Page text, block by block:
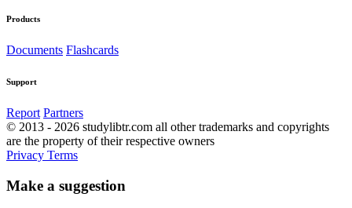
Products
Documents Flashcards
Support
Report Partners
© 2013 - 2026 studylibtr.com all other trademarks and copyrights
are the property of their respective owners
Privacy Terms
Make a suggestion